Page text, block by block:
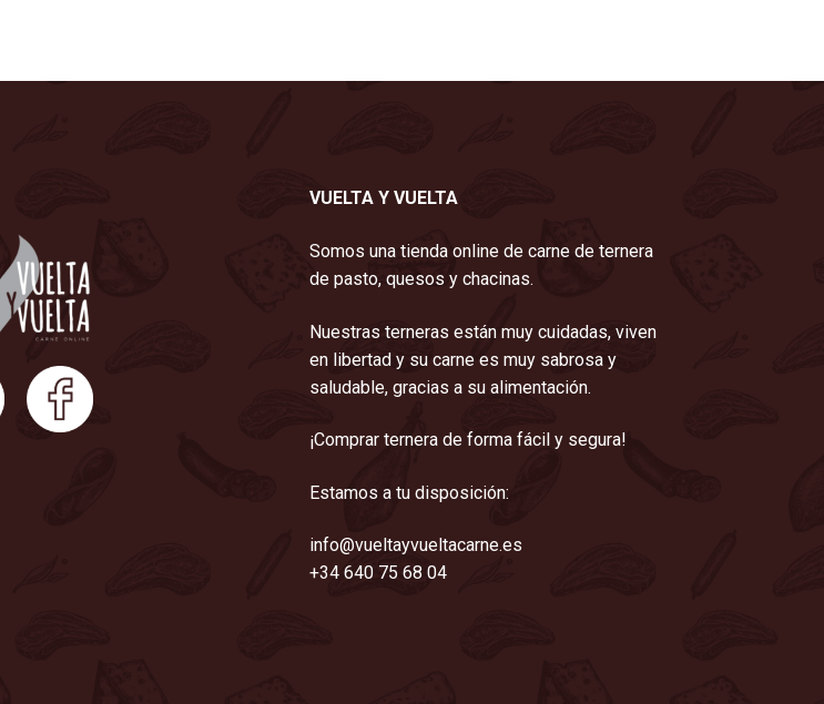
VUELTA Y VUELTA
Somos una tienda online de carne de ternera
de pasto, quesos y chacinas.
Nuestras terneras están muy cuidadas, viven
en libertad y su carne es muy sabrosa y
saludable, gracias a su alimentación.
¡Comprar ternera de forma fácil y segura!
Estamos a tu disposición:
info@vueltayvueltacarne.es
+34 640 75 68 04